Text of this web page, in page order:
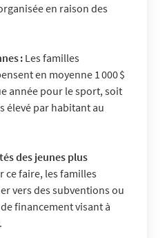
en raison des
: Les familles
en moyenne 1 000 $
année pour le sport, soit
élevé par habitant au
des jeunes plus
ce faire, les familles
vers des subventions ou
financement visant à